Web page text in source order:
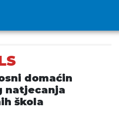
domaćin
natjecanja
škola